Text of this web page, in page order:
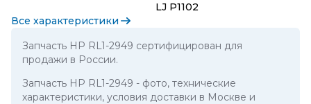
LJ P1102
Все характеристики
Запчасть HP RL1-2949 сертифицирован для
продажи в России.
Запчасть HP RL1-2949 - фото, технические
характеристики, условия доставки в Москве и